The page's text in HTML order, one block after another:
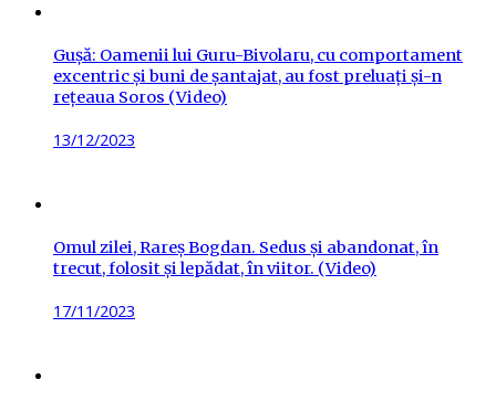
Gușă: Oamenii lui Guru-Bivolaru, cu comportament
excentric și buni de șantajat, au fost preluați și-n
rețeaua Soros (Video)
Posted
13/12/2023
Omul zilei, Rareș Bogdan. Sedus și abandonat, în
trecut, folosit și lepădat, în viitor. (Video)
Posted
17/11/2023